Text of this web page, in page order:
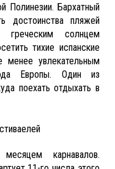
Полинезии. Бархатный
достоинства пляжей
греческим солнцем
тихие испанские
увлекательным
Европы. Один из
поехать отдыхать в
карнавалов.